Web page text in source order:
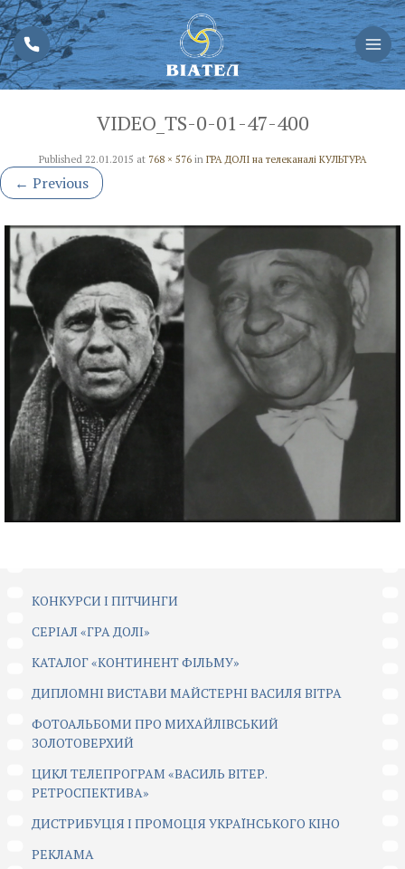
VIDEO_TS-0-01-47-400
Published 22.01.2015 at 768 × 576in ГРА ДОЛІ на телеканалі КУЛЬТУРА
← Previous
КОНКУРСИ І ПІТЧИНГИ
CЕРІАЛ «ГРА ДОЛІ»
КАТАЛОГ «КОНТИНЕНТ ФІЛЬМУ»
ДИПЛОМНІ ВИСТАВИ МАЙСТЕРНІ ВАСИЛЯ ВІТРА
ФОТОАЛЬБОМИ ПРО МИХАЙЛІВСЬКИЙ
ЗОЛОТОВЕРХИЙ
ЦИКЛ ТЕЛЕПРОГРАМ «ВАСИЛЬ ВІТЕР.
РЕТРОСПЕКТИВА»
ДИСТРИБУЦІЯ І ПРОМОЦІЯ УКРАЇНСЬКОГО КІНО
РЕКЛАМА